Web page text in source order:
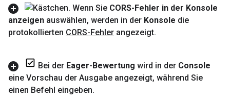
Wenn Sie CORS-Fehler in der Konsole
anzeigen auswählen, werden in der Konsole die
protokollierten CORS-Fehler angezeigt.
Bei der Eager-Bewertung wird in der Console
eine Vorschau der Ausgabe angezeigt, während Sie
einen Befehl eingeben.